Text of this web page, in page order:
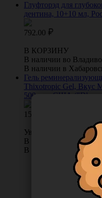
Глуфторэд для
дентина, 10+10 мл,
792.00
В КОРЗИНУ
В наличии во
В наличии в
Гель
Thixotropic Gel, Вкус
500 мл., США
1529.00
Уведомить о
В наличии во
В наличии в